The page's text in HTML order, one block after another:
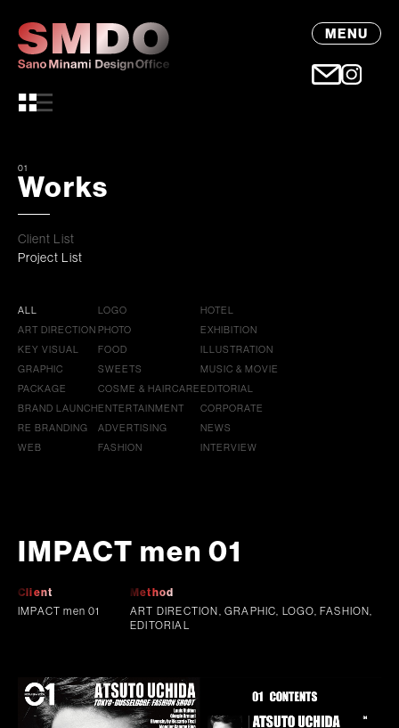
MENU
01
Works
Client List
Project List
ALL
ART DIRECTION
KEY VISUAL
GRAPHIC
PACKAGE
BRAND LAUNCH
RE BRANDING
WEB
LOGO
PHOTO
FOOD
SWEETS
COSME & HAIRCARE
ENTERTAINMENT
ADVERTISING
FASHION
HOTEL
EXHIBITION
ILLUSTRATION
MUSIC & MOVIE
EDITORIAL
CORPORATE
NEWS
INTERVIEW
IMPACT men 01
Client
IMPACT men 01
Method
ART DIRECTION, GRAPHIC, LOGO, FASHION,
EDITORIAL